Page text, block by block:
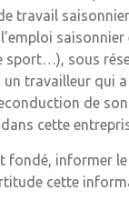
travail
sport…), sous
travailleur qui
de
cette
fondé, informer
cette